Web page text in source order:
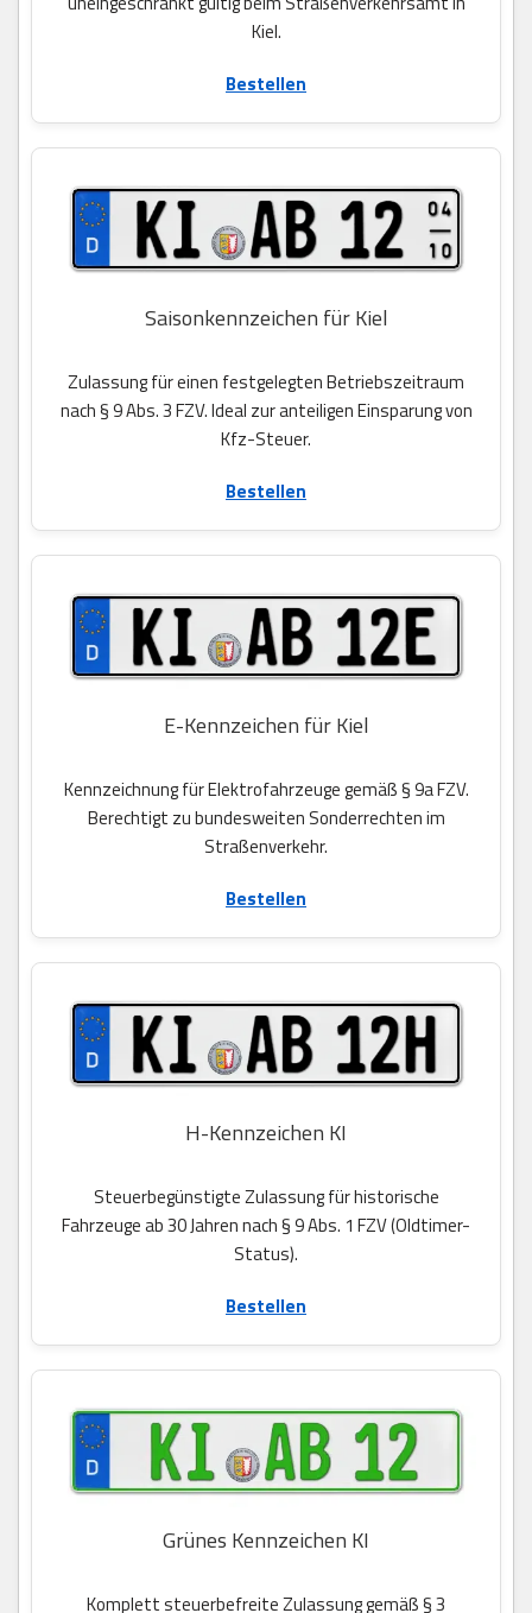
Kiel.
Bestellen
Saisonkennzeichen für Kiel
Zulassung für einen festgelegten Betriebszeitraum
nach § 9 Abs. 3 FZV. Ideal zur anteiligen Einsparung von
Kfz-Steuer.
Bestellen
E-Kennzeichen für Kiel
Kennzeichnung für Elektrofahrzeuge gemäß § 9a FZV.
Berechtigt zu bundesweiten Sonderrechten im
Straßenverkehr.
Bestellen
H-Kennzeichen KI
Steuerbegünstigte Zulassung für historische
Fahrzeuge ab 30 Jahren nach § 9 Abs. 1 FZV (Oldtimer-
Status).
Bestellen
Grünes Kennzeichen KI
Komplett steuerbefreite Zulassung gemäß § 3